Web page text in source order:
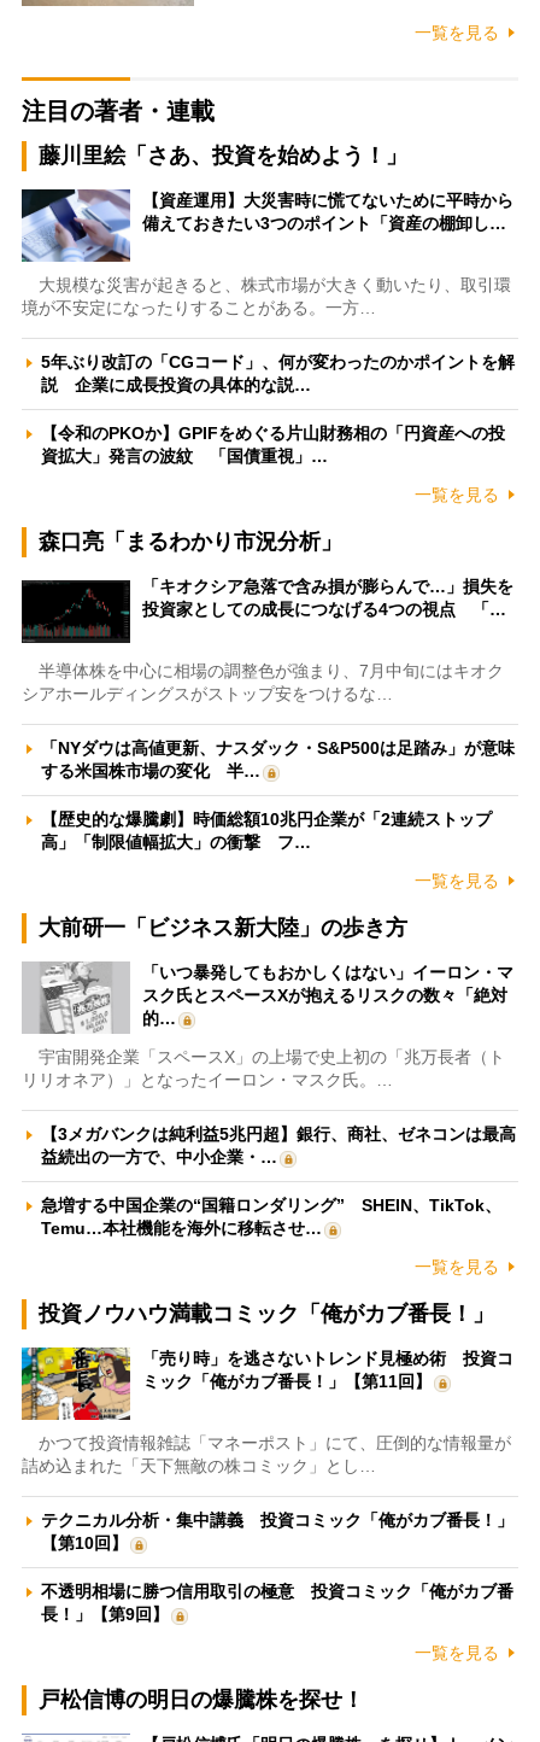
一覧を見る
注目の著者・連載
藤川里絵「さあ、投資を始めよう！」
【資産運用】大災害時に慌てないために平時から
備えておきたい3つのポイント「資産の棚卸し…
大規模な災害が起きると、株式市場が大きく動いたり、取引環
境が不安定になったりすることがある。一方…
5年ぶり改訂の「CGコード」、何が変わったのかポイントを解
説 企業に成長投資の具体的な説…
【令和のPKOか】GPIFをめぐる片山財務相の「円資産への投
資拡大」発言の波紋 「国債重視」…
一覧を見る
森口亮「まるわかり市況分析」
「キオクシア急落で含み損が膨らんで…」損失を
投資家としての成長につなげる4つの視点 「…
半導体株を中心に相場の調整色が強まり、7月中旬にはキオク
シアホールディングスがストップ安をつけるな…
「NYダウは高値更新、ナスダック・S&P500は足踏み」が意味
する米国株市場の変化 半…
【歴史的な爆騰劇】時価総額10兆円企業が「2連続ストップ
高」「制限値幅拡大」の衝撃 フ…
一覧を見る
大前研一「ビジネス新大陸」の歩き方
「いつ暴発してもおかしくはない」イーロン・マ
スク氏とスペースXが抱えるリスクの数々「絶対
的…
宇宙開発企業「スペースX」の上場で史上初の「兆万長者（ト
リリオネア）」となったイーロン・マスク氏。…
【3メガバンクは純利益5兆円超】銀行、商社、ゼネコンは最高
益続出の一方で、中小企業・…
急増する中国企業の“国籍ロンダリング” SHEIN、TikTok、
Temu…本社機能を海外に移転させ…
一覧を見る
投資ノウハウ満載コミック「俺がカブ番長！」
「売り時」を逃さないトレンド見極め術 投資コ
ミック「俺がカブ番長！」【第11回】
かつて投資情報雑誌「マネーポスト」にて、圧倒的な情報量が
詰め込まれた「天下無敵の株コミック」とし…
テクニカル分析・集中講義 投資コミック「俺がカブ番長！」
【第10回】
不透明相場に勝つ信用取引の極意 投資コミック「俺がカブ番
長！」【第9回】
一覧を見る
戸松信博の明日の爆騰株を探せ！